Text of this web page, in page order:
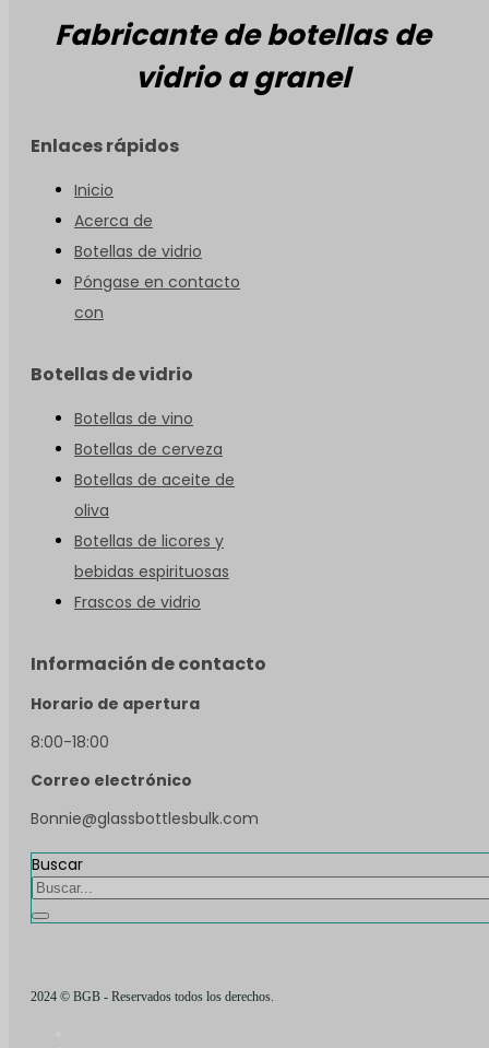
Fabricante de botellas de
vidrio a granel
Enlaces rápidos
Inicio
Acerca de
Botellas de vidrio
Póngase en contacto
con
Botellas de vidrio
Botellas de vino
Botellas de cerveza
Botellas de aceite de
oliva
Botellas de licores y
bebidas espirituosas
Frascos de vidrio
Información de contacto
Horario de apertura
8:00-18:00
Correo electrónico
Bonnie@glassbottlesbulk.com
Buscar
2024 © BGB - Reservados todos los derechos.